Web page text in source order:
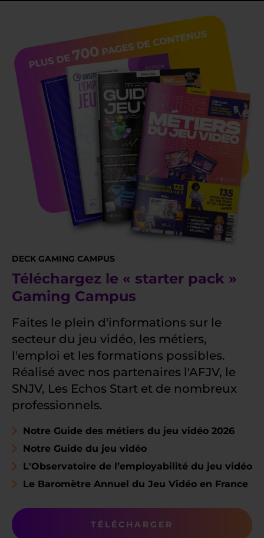
DECK GAMING CAMPUS
Téléchargez le « starter pack »
Gaming Campus
Faites le plein d'informations sur le
secteur du jeu vidéo, les métiers,
l'emploi et les formations possibles.
Réalisé avec nos partenaires l'AFJV, le
SNJV, Les Echos Start et de nombreux
professionnels.
Notre Guide des métiers du jeu vidéo 2026
Notre Guide du jeu vidéo
L'Observatoire de l’employabilité du jeu vidéo
Le Baromètre Annuel du Jeu Vidéo en France
TÉLÉCHARGER